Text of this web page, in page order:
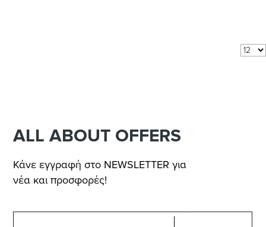
ALL ABOUT OFFERS
Κάνε εγγραφή στο NEWSLETTER για
νέα και προσφορές!